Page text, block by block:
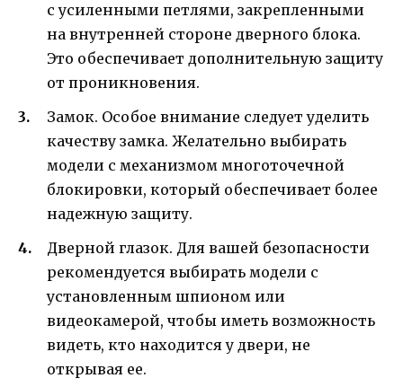
с усиленными петлями, закрепленными
на внутренней стороне дверного блока.
Это обеспечивает дополнительную защиту
от проникновения.
Замок. Особое внимание следует уделить
качеству замка. Желательно выбирать
модели с механизмом многоточечной
блокировки, который обеспечивает более
надежную защиту.
Дверной глазок. Для вашей безопасности
рекомендуется выбирать модели с
установленным шпионом или
видеокамерой, чтобы иметь возможность
видеть, кто находится у двери, не
открывая ее.